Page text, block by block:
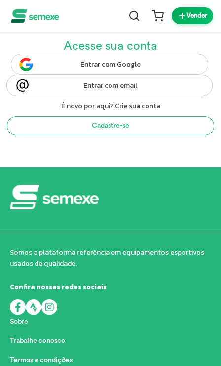
Vender
Acesse sua conta
Entrar com Google
Entrar com email
É novo por aqui? Crie sua conta
Cadastre-se
Somos a plataforma referência em equipamentos esportivos
usados de qualidade.
Confira nossas redes sociais
Sobre
Trabalhe conosco
Termos e condições